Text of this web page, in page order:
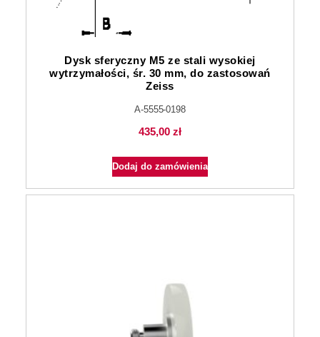
Dysk sferyczny M5 ze stali wysokiej
wytrzymałości, śr. 30 mm, do zastosowań
Zeiss
A-5555-0198
435,00 zł
Dodaj do zamówienia